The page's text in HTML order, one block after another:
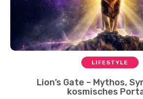
LIFESTYLE
Lion’s Gate – Mythos,
kosmisches